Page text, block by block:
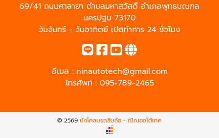
69/41 ถนนศาลายา ตำบลมหาสวัสดิ์ อำเภอพุทธมณฑล
นครปฐม 73170
วันจันทร์ - วันอาทิตย์ เปิดทำการ 24 ชั่วโมง
อีเมล : ninautotech@gmail.com
โทรศัพท์ : 095-789-2465
© 2569 บังโคลนรถสิบล้อ - ณิณออโต้เทค